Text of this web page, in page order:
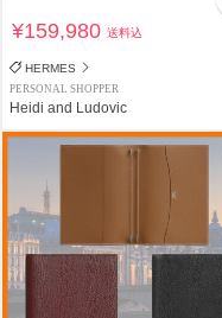
¥159,980送料込
HERMES
PERSONAL SHOPPER
Heidi and Ludovic